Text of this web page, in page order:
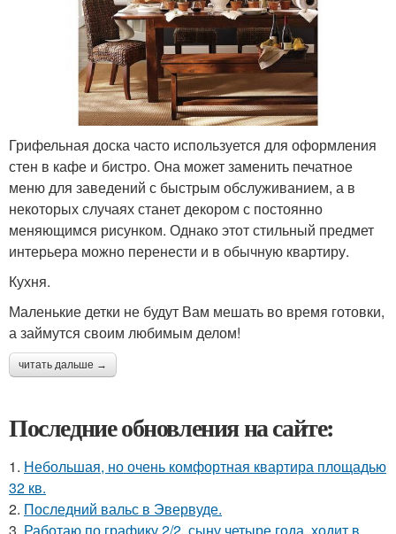
Грифельная доска часто используется для оформления
стен в кафе и бистро. Она может заменить печатное
меню для заведений с быстрым обслуживанием, а в
некоторых случаях станет декором с постоянно
меняющимся рисунком. Однако этот стильный предмет
интерьера можно перенести и в обычную квартиру.
Кухня.
Маленькие детки не будут Вам мешать во время готовки,
а займутся своим любимым делом!
читать дальше →
Последние обновления на сайте:
1. Небольшая, но очень комфортная квартира площадью
32 кв.
2. Последний вальс в Эвервуде.